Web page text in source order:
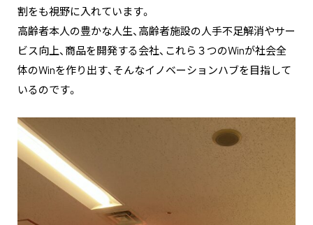
割をも視野に入れています。
高齢者本人の豊かな人生、高齢者施設の人手不足解消やサー
ビス向上、商品を開発する会社、これら３つのWinが社会全
体のWinを作り出す、そんなイノベーションハブを目指して
いるのです。